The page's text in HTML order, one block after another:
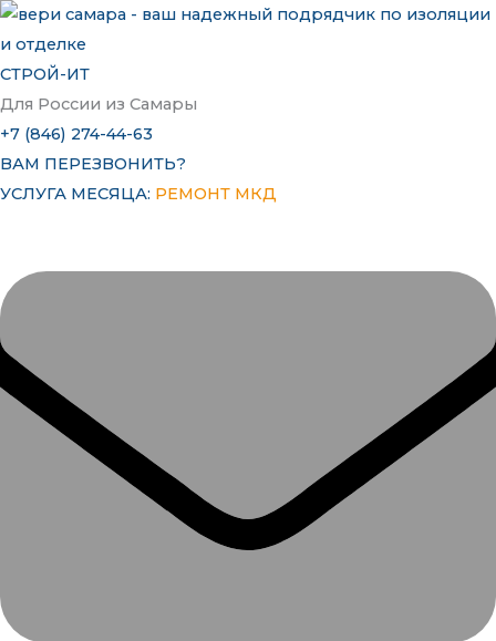
Перейти
к
содержимому
СТРОЙ-ИТ
Для России из Самары
+7 (846) 274-44-63
ВАМ ПЕРЕЗВОНИТЬ?
УСЛУГА МЕСЯЦА: РЕМОНТ МКД